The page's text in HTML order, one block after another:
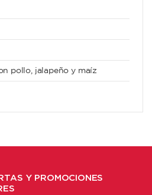
pollo, jalapeño y maíz
Y PROMOCIONES